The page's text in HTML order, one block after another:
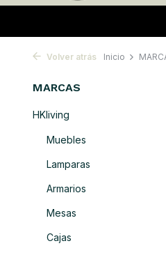
Volver atrás Inicio
MARCAS
HKliving
Muebles
Lamparas
Armarios
Mesas
Cajas